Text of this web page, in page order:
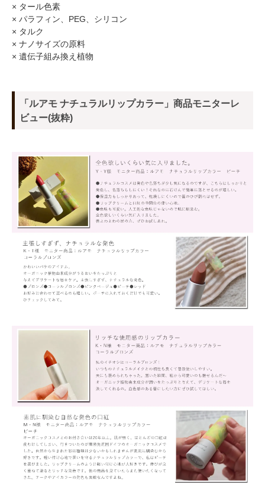
× タール色素
× パラフィン、PEG、シリコン
× タルク
× ナノサイズの原料
× 遺伝子組み換え植物
「ルアモ ナチュラルリップカラー」商品モニターレ
ビュー(抜粋)